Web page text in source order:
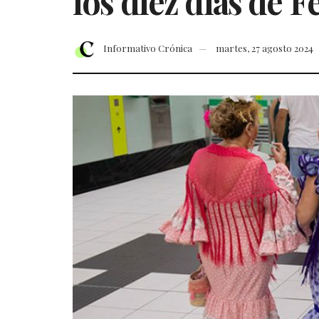
Informativo Crónica martes, 27 agosto 2024